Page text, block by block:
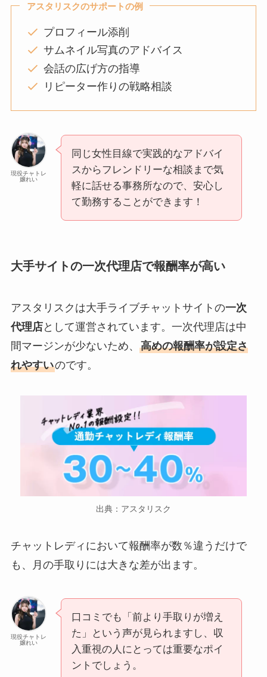
アスタリスクのサポートの例
プロフィール添削
サムネイル写真のアドバイス
会話の広げ方の指導
リピーター作りの戦略相談
現役チャトレ
嬢れい
同じ女性目線で実践的なアドバイ
スからフレンドリーな相談まで気
軽に話せる事務所なので、安心し
て勤務することができます！
大手サイトの一次代理店で報酬率が高い
アスタリスクは大手ライブチャットサイトの一次
代理店として運営されています。一次代理店は中
間マージンが少ないため、 高めの報酬率が設定さ
れやすいのです。
出典：アスタリスク
チャットレディにおいて報酬率が数％違うだけで
も、月の手取りには大きな差が出ます。
現役チャトレ
嬢れい
口コミでも「前より手取りが増え
た」という声が見られますし、収
入重視の人にとっては重要なポイ
ントでしょう。